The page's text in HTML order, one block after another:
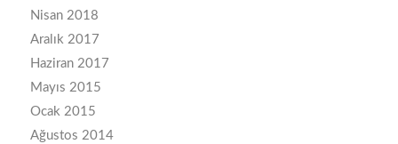
Nisan 2018
Aralık 2017
Haziran 2017
Mayıs 2015
Ocak 2015
Ağustos 2014